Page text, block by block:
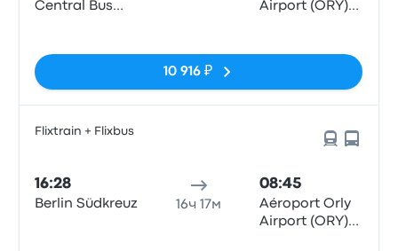
Central Bus
Airport (ORY)
10 916 ₽
Flixtrain + Flixbus
16:28
Berlin Südkreuz 16ч 17м
08:45
Aéroport Orly
Airport (ORY)